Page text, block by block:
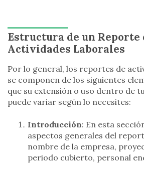
Estructura de un Reporte
Actividades Laborales
Por lo general, los reportes de
se componen de los siguientes
que su extensión o uso dentro de
puede variar según lo necesites:
Introducción: En esta
aspectos generales del
nombre de la empresa,
periodo cubierto, personal